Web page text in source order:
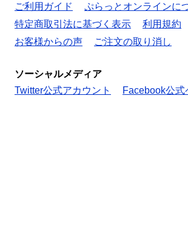
ご利用ガイド
ぷらっとオンラインに
特定商取引法に基づく表示
利用規約
お客様からの声
ご注文の取り消し
ソーシャルメディア
Twitter公式アカウント
Facebook公式